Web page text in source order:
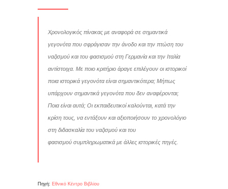
Χρονολογικός πίνακας με αναφορά σε σημαντικά
γεγονότα που σφράγισαν την άνοδο και την πτώση του
ναζισμού και του φασισμού στη Γερμανία και την Ιταλία
αντίστοιχα. Mε ποιο κριτήριο άραγε επιλέγουν οι ιστορικοί
ποια ιστορικά γεγονότα είναι σημαντικότερα; Μήπως
υπάρχουν σημαντικά γεγονότα που δεν αναφέρονται;
Ποια είναι αυτά; Οι εκπαιδευτικοί καλούνται, κατά την
κρίση τους, να εντάξουν και αξιοποιήσουν το χρονολόγιο
στη διδασκαλία του ναζισμού και του
φασισμού συμπληρωματικά με άλλες ιστορικές πηγές.
Πηγή: Εθνικό Κέντρο Βιβλίου